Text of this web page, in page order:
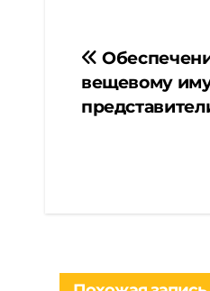
по
вещевому